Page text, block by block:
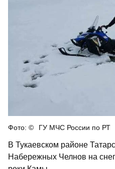
ГУ МЧС России по РТ
В Тукаевском районе
Набережных Челнов на